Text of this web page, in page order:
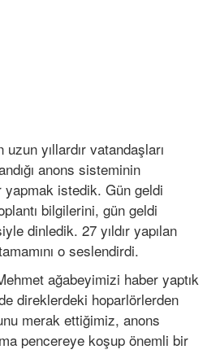
yıllardır vatandaşları
anons sisteminin
yapmak istedik. Gün geldi
bilgilerini, gün geldi
dinledik. 27 yıldır yapılan
o seslendirdi.
ağabeyimizi haber yaptık
direklerdeki hoparlörlerden
merak ettiğimiz, anons
pencereye koşup önemli bir